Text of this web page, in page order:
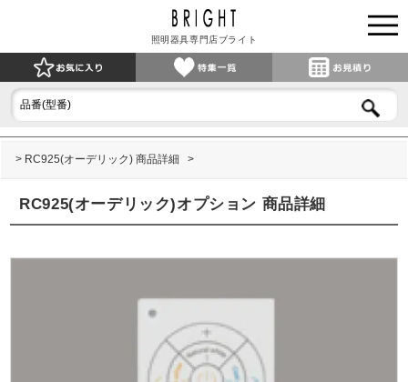
照明器具専門店ブライト
RC925(オーデリック) 商品詳細
RC925(オーデリック)オプション 商品詳細